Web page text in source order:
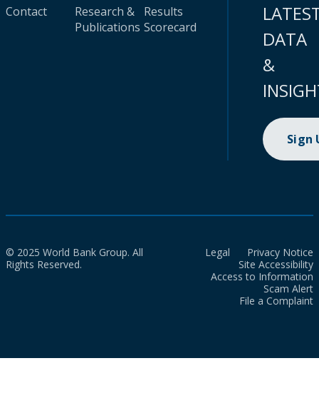
Contact
Research &
Publications
Results
Scorecard
DATA
&
Sign
© 2025 World Bank Group. All
Rights Reserved.
Legal
Privacy Notice
Site Accessibility
Access to Information
Scam Alert
File a Complaint